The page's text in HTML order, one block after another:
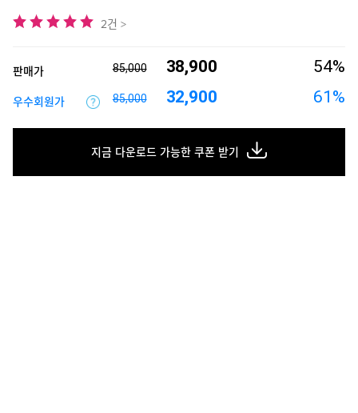
2건 >
판매가 85,000 38,900 54%
우수회원가 85,000 32,900 61%
지금 다운로드 가능한 쿠폰 받기